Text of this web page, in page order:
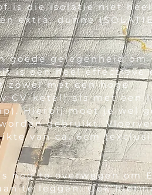
is die isolatie niet
extra, dunne
goede gelegenheid om
is een heel
zowel met een hoge
CV-ketel) als met een
Hierbij moet je wel
gebruikt.
van ca. 6cm
te overwegen om
te leggen. Ook